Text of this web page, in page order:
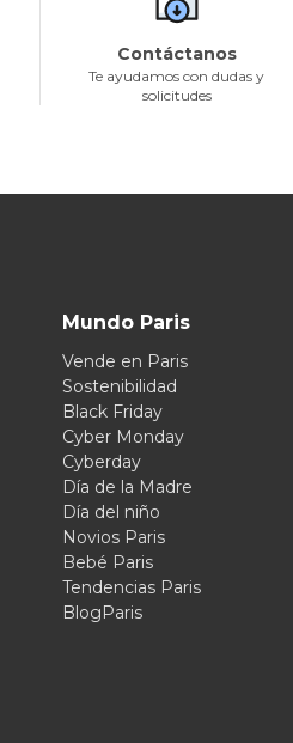
Contáctanos
Te ayudamos con dudas y
solicitudes
Mundo Paris
Vende en Paris
Sostenibilidad
Black Friday
Cyber Monday
Cyberday
Día de la Madre
Día del niño
Novios Paris
Bebé Paris
Tendencias Paris
BlogParis